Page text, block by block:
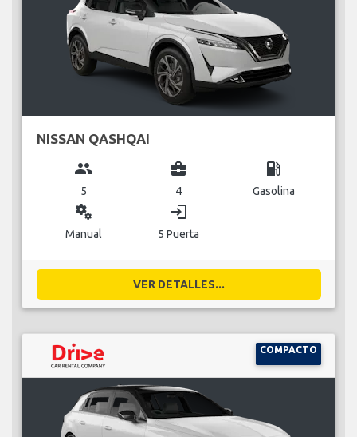
NISSAN QASHQAI
group
5
business_center
4
local_gas_station
Gasolina
miscellaneous_services
Manual
login
5 Puerta
VER DETALLES...
COMPACTO